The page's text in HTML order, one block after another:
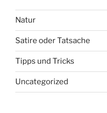
Natur
Satire oder Tatsache
Tipps und Tricks
Uncategorized